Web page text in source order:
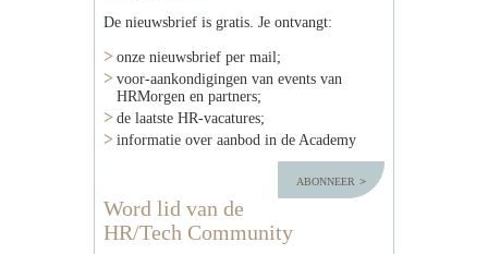
De nieuwsbrief is gratis. Je ontvangt:
onze nieuwsbrief per mail;
voor-aankondigingen van events van
HRMorgen en partners;
de laatste HR-vacatures;
informatie over aanbod in de Academy
abonneer
Word lid van de
HR/Tech Community